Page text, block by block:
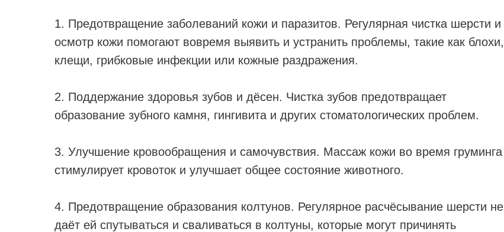
1. Предотвращение заболеваний кожи и паразитов. Регулярная чистка шерсти и
осмотр кожи помогают вовремя выявить и устранить проблемы, такие как блохи,
клещи, грибковые инфекции или кожные раздражения.
2. Поддержание здоровья зубов и дёсен. Чистка зубов предотвращает
образование зубного камня, гингивита и других стоматологических проблем.
3. Улучшение кровообращения и самочувствия. Массаж кожи во время груминга
стимулирует кровоток и улучшает общее состояние животного.
4. Предотвращение образования колтунов. Регулярное расчёсывание шерсти не
даёт ей спутываться и сваливаться в колтуны, которые могут причинять